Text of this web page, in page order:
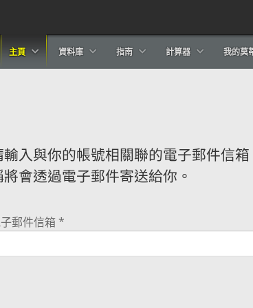
主頁 資料庫 指南 計算器 我的莫
輸入與你的帳號相關聯的電子郵件信
會透過電子郵件寄送給你。
郵件信箱*